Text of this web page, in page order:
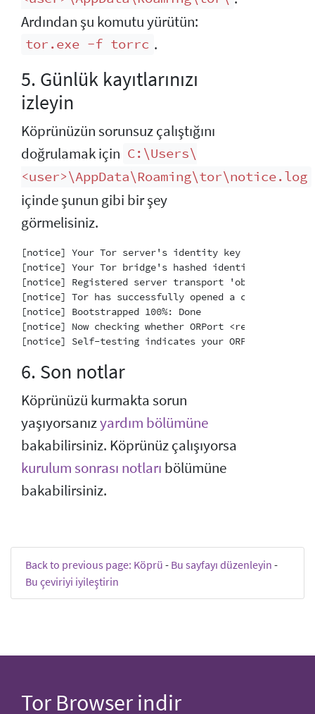
Ardından şu komutu yürütün:
tor.exe -f torrc .
5. Günlük kayıtlarınızı
izleyin
Köprünüzün sorunsuz çalıştığını
doğrulamak için C:\Users\
<user>\AppData\Roaming\tor\notice.log
içinde şunun gibi bir şey
görmelisiniz.
[notice] Your Tor server's identity key fingerprint is
[notice] Your Tor bridge's hashed identity key
[notice] Registered server transport 'obfs4' at
[notice] Tor has successfully opened a circuit.
[notice] Bootstrapped 100%: Done
[notice] Now checking whether ORPort
6. Son notlar
Köprünüzü kurmakta sorun
yaşıyorsanızyardım bölümüne
bakabilirsiniz. Köprünüz çalışıyorsa
kurulum sonrası notları bölümüne
bakabilirsiniz.
Back to previous page: Köprü - Bu sayfayı düzenleyin -
Bu çeviriyi iyileştirin
Tor Browser indir